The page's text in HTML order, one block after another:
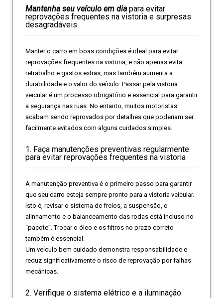
Mantenha seu veículo em diapara evitar
reprovações frequentes na vistoria e surpresas
desagradáveis.
Manter o carro em boas condições é ideal para evitar
reprovações frequentes na vistoria, e não apenas evita
retrabalho e gastos extras, mas também aumenta a
durabilidade e o valor do veículo. Passar pela vistoria
veicular é um processo obrigatório e essencial para garantir
a segurança nas ruas. No entanto, muitos motoristas
acabam sendo reprovados por detalhes que poderiam ser
facilmente evitados com alguns cuidados simples.
1. Faça manutenções preventivas regularmente
para evitar reprovações frequentes na vistoria
A manutenção preventiva é o primeiro passo para garantir
que seu carro esteja sempre pronto para a vistoria veicular.
Isto é, revisar o sistema de freios, a suspensão, o
alinhamento e o balanceamento das rodas está incluso no
“pacote”. Trocar o óleo e os filtros no prazo correto
também é essencial.
Um veículo bem cuidado demonstra responsabilidade e
reduz significativamente o risco de reprovação por falhas
mecânicas.
2. Verifique o sistema elétrico e a iluminação